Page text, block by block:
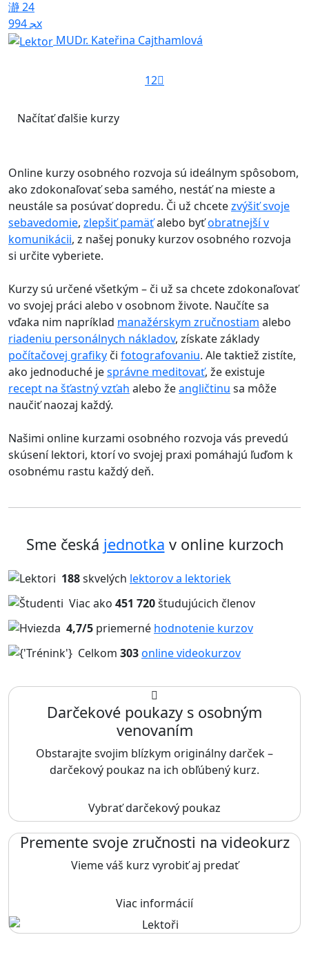
24
994x
MUDr. Kateřina Cajthamlová
12
Načítať ďalšie kurzy
Online kurzy osobného rozvoja sú ideálnym spôsobom,
ako zdokonaľovať seba samého, nestáť na mieste a
neustále sa posúvať dopredu. Či už chcetezvýšiť svoje
sebavedomie, zlepšiť pamäťalebo byťobratnejší v
komunikácii, z našej ponuky kurzov osobného rozvoja
si určite vyberiete.
Kurzy sú určené všetkým – či už sa chcete zdokonaľovať
vo svojej práci alebo v osobnom živote. Naučíte sa
vďaka nim napríklad manažérskym zručnostiam alebo
riadeniu personálnych nákladov, získate základy
počítačovej grafiky či fotografovaniu. Ale taktiež zistíte,
ako jednoduché jesprávne meditovať, že existuje
recept na šťastný vzťah alebo žeangličtinu sa môže
naučiť naozaj každý.
Našimi online kurzami osobného rozvoja vás prevedú
skúsení lektori, ktorí vo svojej praxi pomáhajú ľuďom k
osobnému rastu každý deň.
Sme česká jednotka v online kurzoch
188skvelých lektorov a lektoriek
Viac ako 451 720študujúcich členov
4,7/5 priemerné hodnotenie kurzov
Celkom 303online videokurzov
Darčekové poukazy s osobným
venovaním
Obstarajte svojim blízkym originálny darček –
darčekový poukaz na ich obľúbený kurz.
Vybrať darčekový poukaz
Premente svoje zručnosti na videokurz
Vieme váš kurz vyrobiť aj predať
Viac informácií